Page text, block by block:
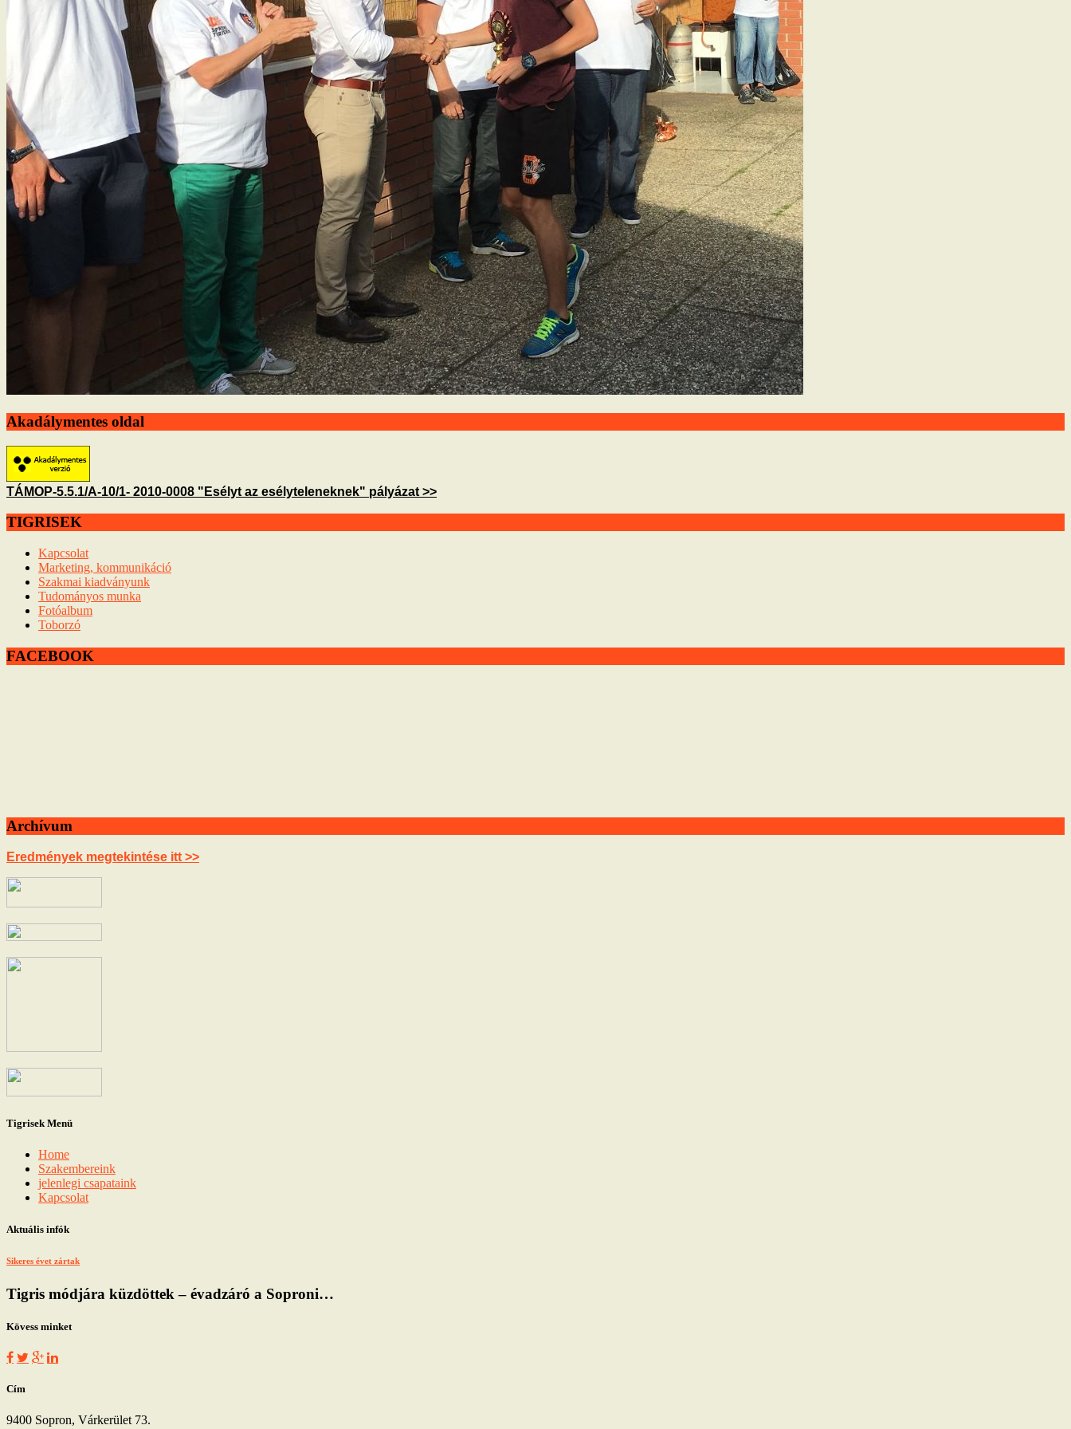
Akadálymentes oldal
TÁMOP-5.5.1/A-10/1- 2010-0008 "Esélyt az esélyteleneknek" pályázat >>
TIGRISEK
Kapcsolat
Marketing, kommunikáció
Szakmai kiadványunk
Tudományos munka
Fotóalbum
Toborzó
FACEBOOK
Archívum
Eredmények megtekintése itt >>
Tigrisek Menü
Home
Szakembereink
jelenlegi csapataink
Kapcsolat
Aktuális infók
Sikeres évet zártak
Tigris módjára küzdöttek – évadzáró a Soproni…
Kövess minket
Cím
9400 Sopron, Várkerület 73.